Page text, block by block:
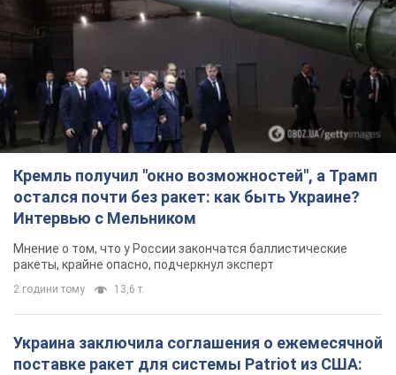
Кремль получил "окно возможностей", а Трамп
остался почти без ракет: как быть Украине?
Интервью с Мельником
Мнение о том, что у России закончатся баллистические
ракеты, крайне опасно, подчеркнул эксперт
2 години тому 13,6 т.
Украина заключила соглашения о ежемесячной
поставке ракет для системы Patriot из США: